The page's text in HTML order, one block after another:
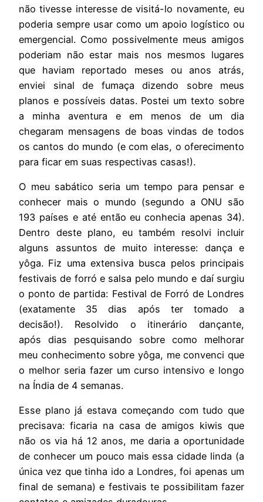
não tivesse interesse de visitá-lo novamente, eu
poderia sempre usar como um apoio logístico ou
emergencial. Como possivelmente meus amigos
poderiam não estar mais nos mesmos lugares
que haviam reportado meses ou anos atrás,
enviei sinal de fumaça dizendo sobre meus
planos e possíveis datas. Postei um texto sobre
a minha aventura e em menos de um dia
chegaram mensagens de boas vindas de todos
os cantos do mundo (e com elas, o oferecimento
para ficar em suas respectivas casas!).
O meu sabático seria um tempo para pensar e
conhecer mais o mundo (segundo a ONU são
193 países e até então eu conhecia apenas 34).
Dentro deste plano, eu também resolvi incluir
alguns assuntos de muito interesse: dança e
yôga. Fiz uma extensiva busca pelos principais
festivais de forró e salsa pelo mundo e daí surgiu
o ponto de partida: Festival de Forró de Londres
(exatamente 35 dias após ter tomado a
decisão!). Resolvido o itinerário dançante,
após dias pesquisando sobre como melhorar
meu conhecimento sobre yôga, me convenci que
o melhor seria fazer um curso intensivo e longo
na Índia de 4 semanas.
Esse plano já estava começando com tudo que
precisava: ficaria na casa de amigos kiwis que
não os via há 12 anos, me daria a oportunidade
de conhecer um pouco mais essa cidade linda (a
única vez que tinha ido a Londres, foi apenas um
final de semana) e festivais te possibilitam fazer